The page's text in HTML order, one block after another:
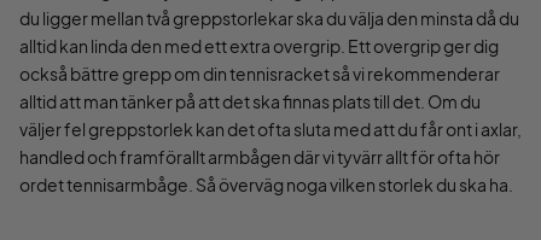
du ligger mellan två greppstorlekar ska du välja den minsta då du
alltid kan linda den med ett extra overgrip. Ett overgrip ger dig
också bättre grepp om din tennisracket så vi rekommenderar
alltid att man tänker på att det ska finnas plats till det. Om du
väljer fel greppstorlek kan det ofta sluta med att du får ont i axlar,
handled och framförallt armbågen där vi tyvärr allt för ofta hör
ordet tennisarmbåge. Så överväg noga vilken storlek du ska ha.